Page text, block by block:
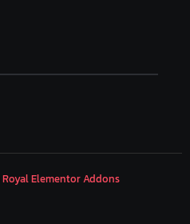
Royal Elementor Addons